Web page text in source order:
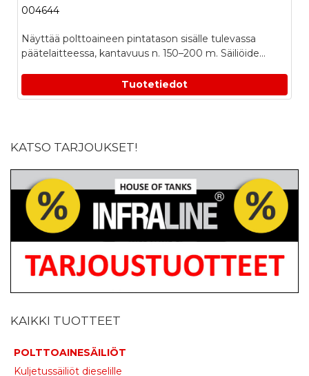
004644
Näyttää polttoaineen pintatason sisälle tulevassa
päätelaitteessa, kantavuus n. 150–200 m. Säiliöide...
Tuotetiedot
KATSO TARJOUKSET!
KAIKKI TUOTTEET
POLTTOAINESÄILIÖT
Kuljetussäiliöt dieselille